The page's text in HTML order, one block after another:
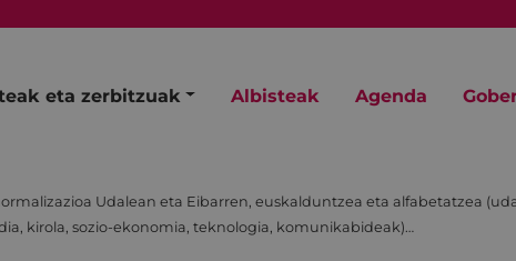
eta zerbitzuak Albisteak Agenda
Udalean eta Eibarren, euskalduntzea eta alfabetatzea
kirola, sozio-ekonomia, teknologia, komunikabideak)…